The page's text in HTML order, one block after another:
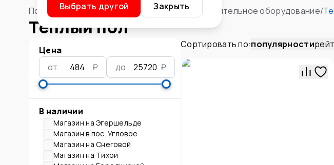
Выбрать другой Закрыть
Помощник/Водоснабжение и отопление Отопительное оборудование/
Теплый пол
Цена
от
₽ до ₽
В наличии
Магазин на Эгершельде
Магазин в пос. Угловое
Магазин на Снеговой
Магазин на Тихой
Сортировать по:популярности